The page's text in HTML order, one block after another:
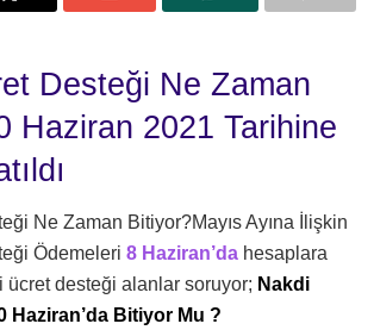
Desteği Ne Zaman
Haziran 2021 Tarihine
Ne Zaman Bitiyor?Mayıs Ayına İlişkin
Ödemeleri 8 Haziran’da hesaplara
ücret desteği alanlar soruyor; Nakdi
Haziran’da Bitiyor Mu ?